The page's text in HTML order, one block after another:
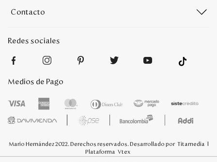
Contacto
Redes sociales
Medios de Pago
Mario Hernández 2022. Derechos reservados. Desarrollado por Titamedia
Plataforma Vtex